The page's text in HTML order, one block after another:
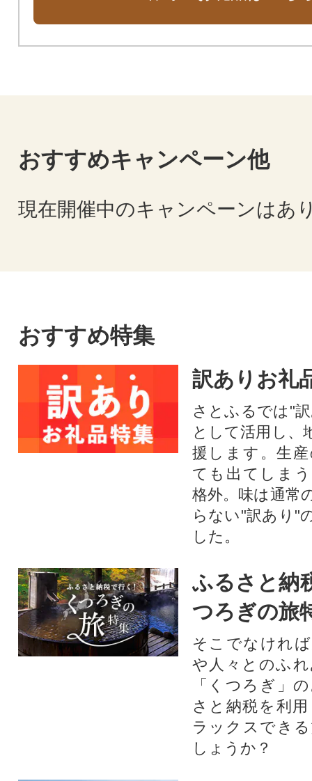
おすすめキャンペーン他
現在開催中のキャンペーンはあ
おすすめ特集
訳ありお礼
さとふるでは"
として活用し、
援します。⽣
ても出てしま
格外。味は通常
らない"訳あり"
した。
ふるさと納
つろぎの旅
そこでなけれ
や人々とのふ
「くつろぎ」
さと納税を利
ラックスでき
しょうか？